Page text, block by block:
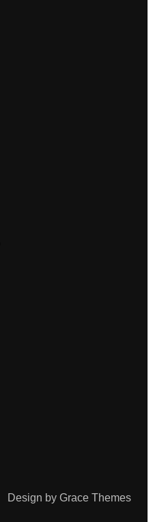
Design by Grace Themes